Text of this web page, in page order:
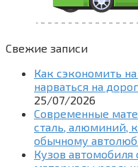
Свежие записи
Как сэкономить
нарваться на
25/07/2026
Современные
сталь, алюминий,
обычному
Кузов автомобиля